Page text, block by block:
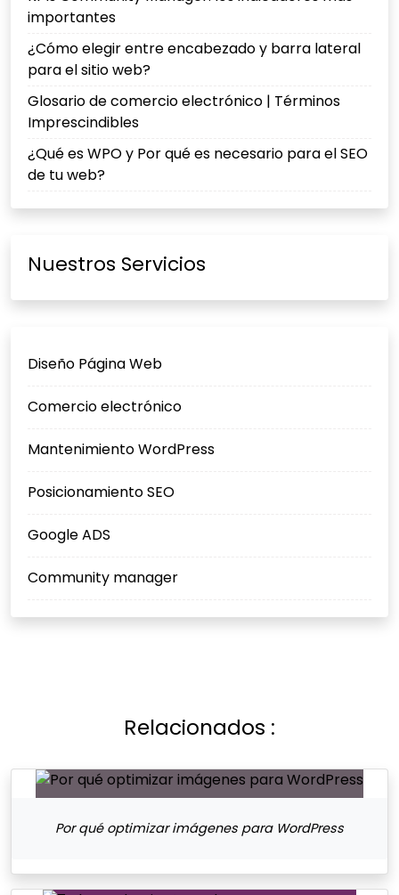
importantes
¿Cómo elegir entre encabezado y barra lateral
para el sitio web?
Glosario de comercio electrónico | Términos
Imprescindibles
¿Qué es WPO y Por qué es necesario para el SEO
de tu web?
Nuestros Servicios
Diseño Página Web
Comercio electrónico
Mantenimiento WordPress
Posicionamiento SEO
Google ADS
Community manager
Relacionados :
Por qué optimizar imágenes para WordPress